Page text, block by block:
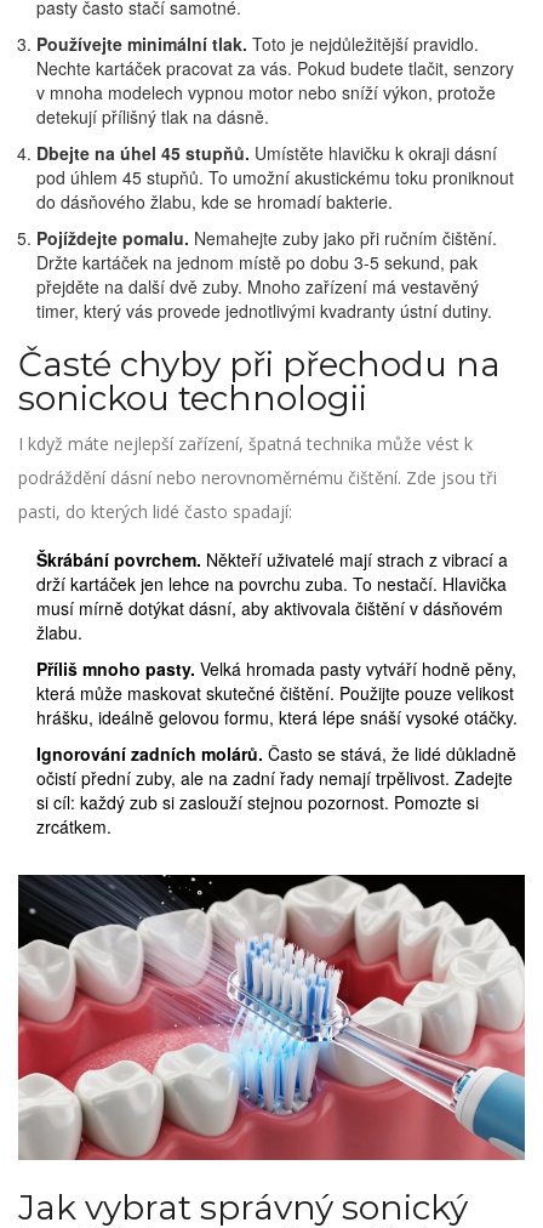
pasty často stačí samotné.
Používejte minimální tlak. Toto je nejdůležitější pravidlo.
Nechte kartáček pracovat za vás. Pokud budete tlačit, senzory
v mnoha modelech vypnou motor nebo sníží výkon, protože
detekují přílišný tlak na dásně.
Dbejte na úhel 45 stupňů. Umístěte hlavičku k okraji dásní
pod úhlem 45 stupňů. To umožní akustickému toku proniknout
do dásňového žlabu, kde se hromadí bakterie.
Pojíždejte pomalu. Nemahejte zuby jako při ručním čištění.
Držte kartáček na jednom místě po dobu 3-5 sekund, pak
přejděte na další dvě zuby. Mnoho zařízení má vestavěný
timer, který vás provede jednotlivými kvadranty ústní dutiny.
Časté chyby při přechodu na
sonickou technologii
I když máte nejlepší zařízení, špatná technika může vést k
podráždění dásní nebo nerovnoměrnému čištění. Zde jsou tři
pasti, do kterých lidé často spadají:
Škrábání povrchem. Někteří uživatelé mají strach z vibrací a
drží kartáček jen lehce na povrchu zuba. To nestačí. Hlavička
musí mírně dotýkat dásní, aby aktivovala čištění v dásňovém
žlabu.
Příliš mnoho pasty. Velká hromada pasty vytváří hodně pěny,
která může maskovat skutečné čištění. Použijte pouze velikost
hrášku, ideálně gelovou formu, která lépe snáší vysoké otáčky.
Ignorování zadních molárů. Často se stává, že lidé důkladně
očistí přední zuby, ale na zadní řady nemají trpělivost. Zadejte
si cíl: každý zub si zaslouží stejnou pozornost. Pomozte si
zrcátkem.
Jak vybrat správný sonický